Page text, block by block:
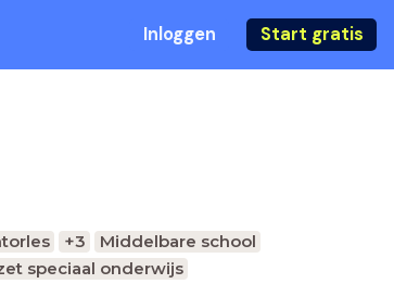
Inloggen Start gratis
+3
Middelbare school
speciaal onderwijs